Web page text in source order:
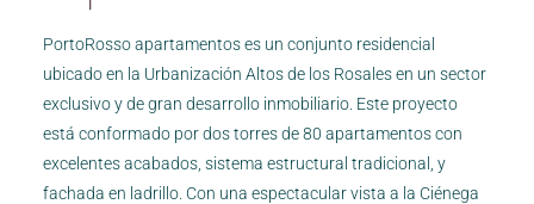
PortoRosso apartamentos es un conjunto residencial
ubicado en la Urbanización Altos de los Rosales en un sector
exclusivo y de gran desarrollo inmobiliario. Este proyecto
está conformado por dos torres de 80 apartamentos con
excelentes acabados, sistema estructural tradicional, y
fachada en ladrillo. Con una espectacular vista a la Ciénega